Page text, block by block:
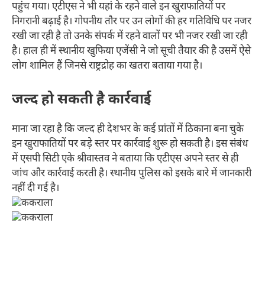
पहुंच गया। एटीएस ने भी यहां के रहने वाले इन खुराफातियों पर
निगरानी बढ़ाई है। गोपनीय तौर पर उन लोगों की हर गतिविधि पर नजर
रखी जा रही है तो उनके संपर्क में रहने वालों पर भी नजर रखी जा रही
है। हाल ही में स्थानीय खुफिया एजेंसी ने जो सूची तैयार की है उसमें ऐसे
लोग शामिल हैं जिनसे राष्ट्रद्रोह का खतरा बताया गया है।
जल्द हो सकती है कार्रवाई
माना जा रहा है कि जल्द ही देशभर के कई प्रांतों में ठिकाना बना चुके
इन खुराफातियों पर बड़े स्तर पर कार्रवाई शुरू हो सकती है। इस संबंध
में एसपी सिटी एके श्रीवास्तव ने बताया कि एटीएस अपने स्तर से ही
जांच और कार्रवाई करती है। स्थानीय पुलिस को इसके बारे में जानकारी
नहीं दी गई है।